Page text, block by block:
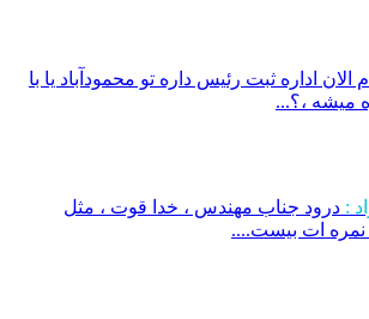
الان اداره ثبت رئیس داره تو محمودآباد یا با
میشه ،؟...
: درود جناب مهندس ، خدا قوت ، مثل
ات بیست....